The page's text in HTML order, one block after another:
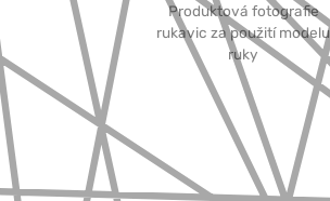
Produktová fotografie
rukavic za použití modelu
ruky